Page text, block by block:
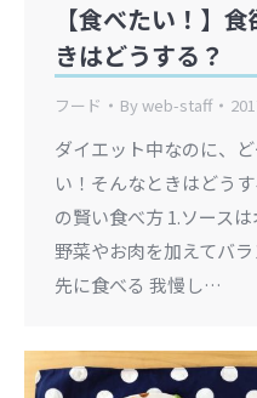
【食べたい！】
きはどうする？
フード Byweb-staff
ダイエット中なのに、
い！そんなときはどう
の賢い食べ方 1.ソース
野菜やお肉を加えてバ
先に食べる 我慢し…